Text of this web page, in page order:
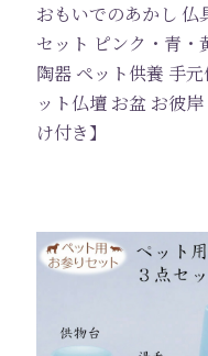
おもいでのあかし 仏
セット ピンク・青・
陶器 ペット供養 手
ット仏壇 お盆 お彼岸
け付き】